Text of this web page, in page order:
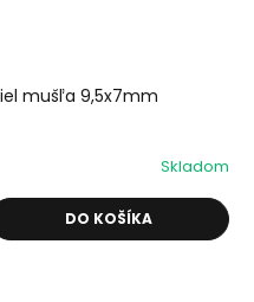
mušľa 9,5x7mm
Skladom
DO KOŠÍKA